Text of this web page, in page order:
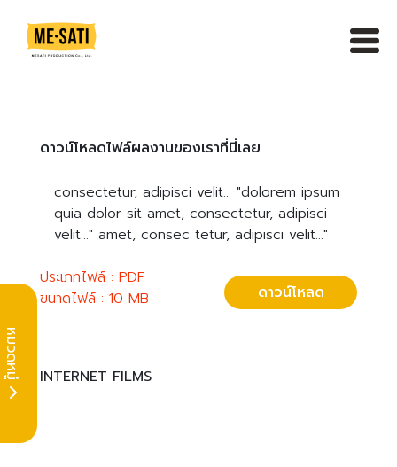
content
หมวดหมู่
ดาวน์โหลดไฟล์ผลงานของเราที่นี่เลย
consectetur, adipisci velit... "dolorem ipsum
quia dolor sit amet, consectetur, adipisci
velit..." amet, consec tetur, adipisci velit..."
ประเภทไฟล์ : PDF
ขนาดไฟล์ : 10 MB
ดาวน์โหลด
INTERNET FILMS